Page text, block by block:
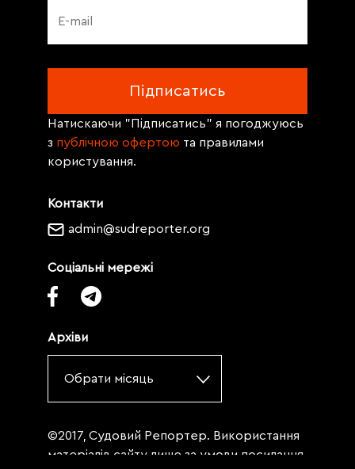
Контакти
admin@sudreporter.org
Соціальні мережі
Архіви
Обрати місяць
Натискаючи "Підписатись" я погоджуюсь
з публічною офертою та правилами
користування.
©2017, Судовий Репортер. Використання
матеріалів сайту лише за умови посилання